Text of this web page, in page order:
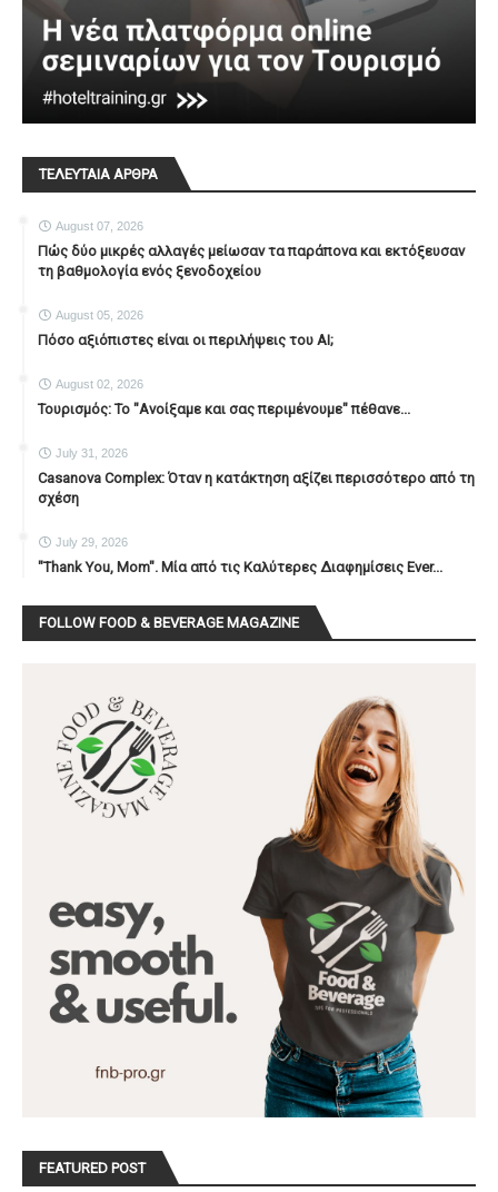
ΤΕΛΕΥΤΑΙΑ ΑΡΘΡΑ
August 07, 2026
Πώς δύο μικρές αλλαγές μείωσαν τα παράπονα και εκτόξευσαν
τη βαθμολογία ενός ξενοδοχείου
August 05, 2026
Πόσο αξιόπιστες είναι οι περιλήψεις του ΑΙ;
August 02, 2026
Τουρισμός: Το "Ανοίξαμε και σας περιμένουμε" πέθανε...
July 31, 2026
Casanova Complex: Όταν η κατάκτηση αξίζει περισσότερο από τη
σχέση
July 29, 2026
"Thank You, Mοm". Μία από τις Καλύτερες Διαφημίσεις Ever...
FOLLOW FOOD & BEVERAGE MAGAZINE
FEATURED POST